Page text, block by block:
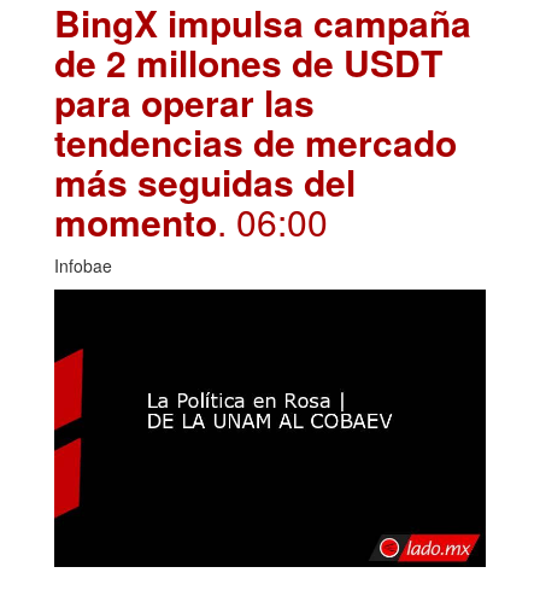
BingX impulsa campaña
de 2 millones de USDT
para operar las
tendencias de mercado
más seguidas del
momento. 06:00
Infobae